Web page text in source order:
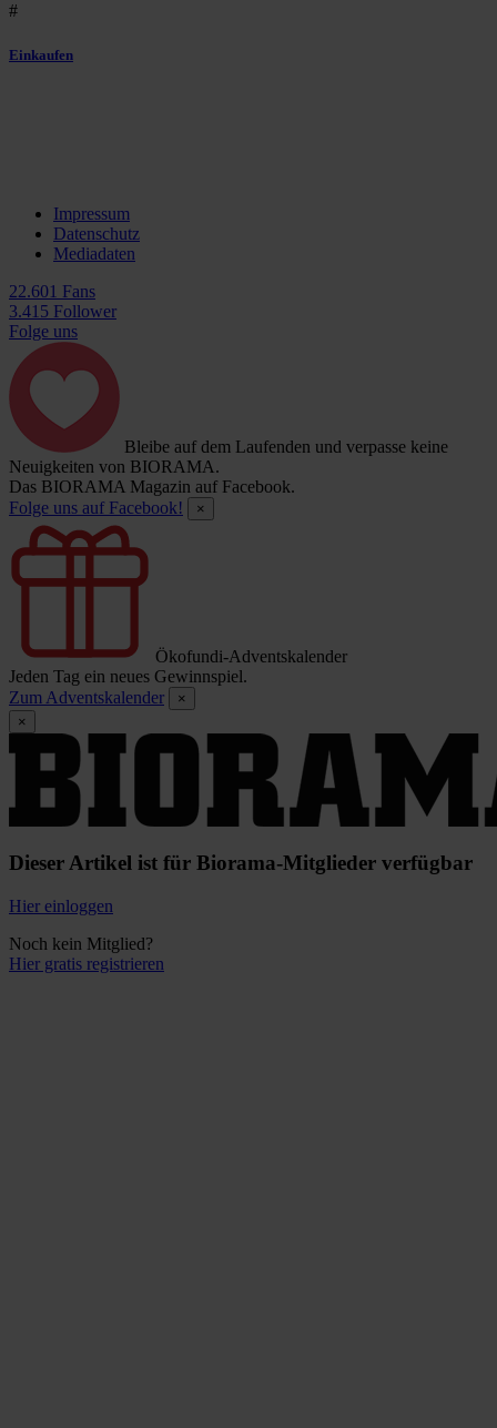
#
Einkaufen
Impressum
Datenschutz
Mediadaten
22.601 Fans
3.415 Follower
Folge uns
Bleibe auf dem Laufenden und verpasse keine
Neuigkeiten von BIORAMA.
Das BIORAMA Magazin auf Facebook.
Folge uns auf Facebook!
×
Ökofundi-Adventskalender
Jeden Tag ein neues Gewinnspiel.
Zum Adventskalender
×
×
Dieser Artikel ist für Biorama-Mitglieder verfügbar
Hier einloggen
Noch kein Mitglied?
Hier gratis registrieren